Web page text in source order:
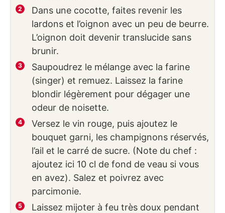
Dans une cocotte, faites revenir les
lardons et l’oignon avec un peu de beurre.
L’oignon doit devenir translucide sans
brunir.
Saupoudrez le mélange avec la farine
(singer) et remuez. Laissez la farine
blondir légèrement pour dégager une
odeur de noisette.
Versez le vin rouge, puis ajoutez le
bouquet garni, les champignons réservés,
l’ail et le carré de sucre. (Note du chef :
ajoutez ici 10 cl de fond de veau si vous
en avez). Salez et poivrez avec
parcimonie.
Laissez mijoter à feu très doux pendant